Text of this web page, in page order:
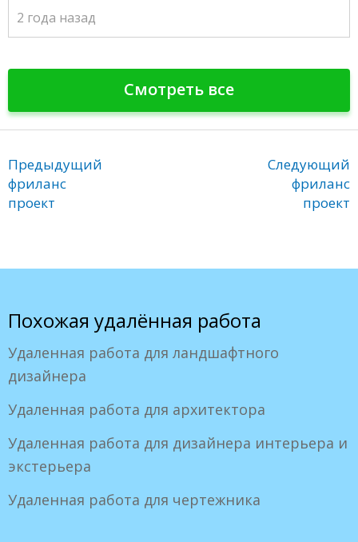
2 года назад
Смотреть все
Предыдущий
фриланс
проект
Следующий
фриланс
проект
Похожая удалённая работа
Удаленная работа для ландшафтного
дизайнера
Удаленная работа для архитектора
Удаленная работа для дизайнера интерьера и
экстерьера
Удаленная работа для чертежника